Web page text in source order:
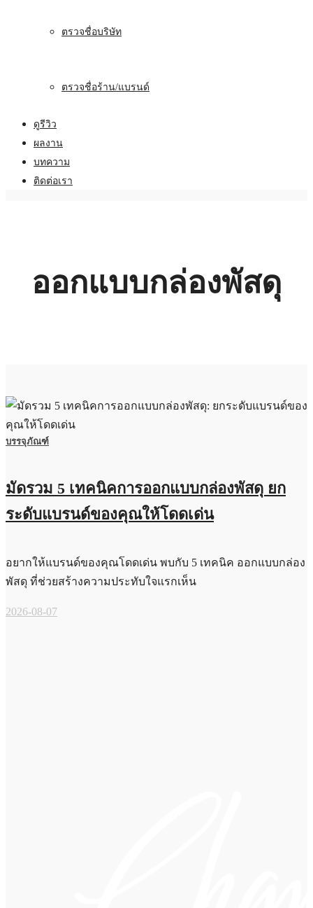
ตรวจชื่อบริษัท
ตรวจชื่อร้าน/แบรนด์
ดูรีวิว
ผลงาน
บทความ
ติดต่อเรา
ออกแบบกล่องพัสดุ
บรรจุภัณฑ์
มัดรวม 5 เทคนิคการออกแบบกล่องพัสดุ ยก
ระดับแบรนด์ของคุณให้โดดเด่น
อยากให้แบรนด์ของคุณโดดเด่น พบกับ 5 เทคนิค ออกแบบกล่อง
พัสดุ ที่ช่วยสร้างความประทับใจแรกเห็น
2026-08-07